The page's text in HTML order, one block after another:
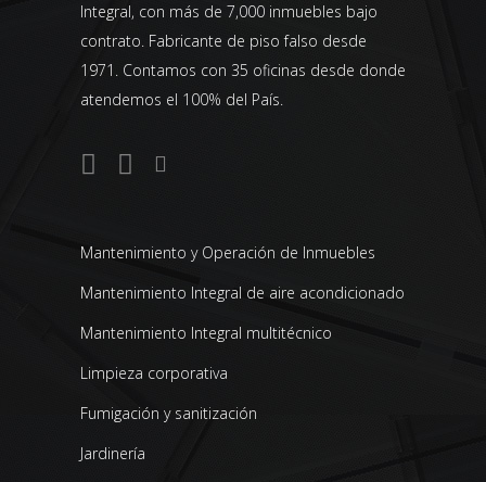
Integral, con más de 7,000 inmuebles bajo
contrato. Fabricante de piso falso desde
1971. Contamos con 35 oficinas desde donde
atendemos el 100% del País.
Mantenimiento y Operación de Inmuebles
Mantenimiento Integral de aire acondicionado
Mantenimiento Integral multitécnico
Limpieza corporativa
Fumigación y sanitización
Jardinería